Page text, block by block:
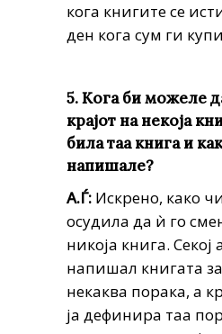
кога книгите се
ден кога сум ги
5. Кога би можеле
крајот на некоја
била таа книга и
напишале?
А.Ѓ: Искрено, како
осудила да ѝ го
никоја книга. Секој
напишал книгата
некаква порака, а
ја дефинира таа